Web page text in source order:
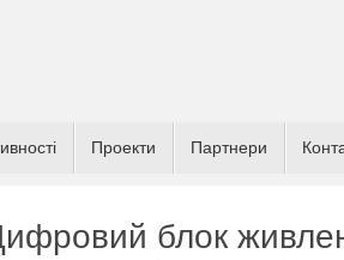
Проекти Партнери
блок